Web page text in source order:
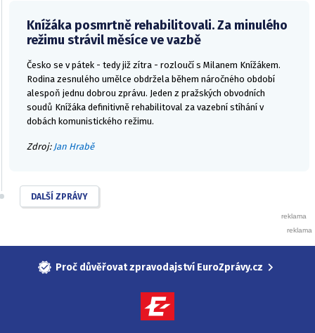
Knížáka posmrtně rehabilitovali. Za minulého
režimu strávil měsíce ve vazbě
Česko se v pátek - tedy již zítra - rozloučí s Milanem Knížákem.
Rodina zesnulého umělce obdržela během náročného období
alespoň jednu dobrou zprávu. Jeden z pražských obvodních
soudů Knížáka definitivně rehabilitoval za vazební stíhání v
dobách komunistického režimu.
Zdroj: Jan Hrabě
DALŠÍ ZPRÁVY
Proč důvěřovat zpravodajství EuroZprávy.cz